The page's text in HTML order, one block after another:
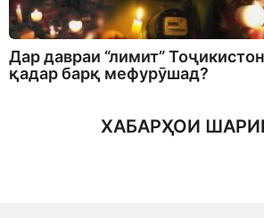
Дар давраи “лимит”
қадар барқ мефурӯшад?
ХАБАРҲОИ